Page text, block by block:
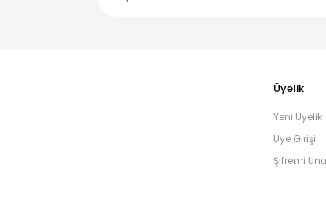
Üyelik
Yeni Üyelik
Üye Girişi
Şifremi